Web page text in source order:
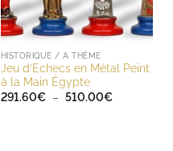
HISTORIQUE / A THÈME
Jeu d’Echecs en Métal Peint
à la Main Égypte
291.60€ – 510.00€Plage